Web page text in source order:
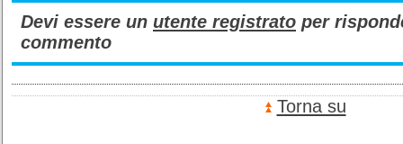
Devi essere un utente registrato per
commento
Torna su